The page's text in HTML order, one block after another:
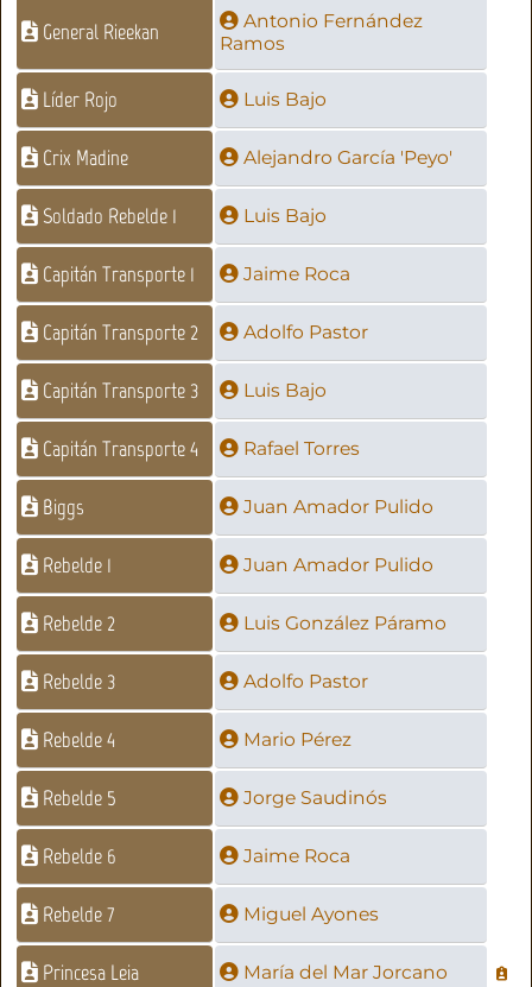
General Rieekan
Antonio Fernández
Ramos
Líder Rojo Luis Bajo
Crix Madine Alejandro García 'Peyo'
Soldado Rebelde 1 Luis Bajo
Capitán Transporte 1 Jaime Roca
Capitán Transporte 2 Adolfo Pastor
Capitán Transporte 3 Luis Bajo
Capitán Transporte 4 Rafael Torres
Biggs Juan Amador Pulido
Rebelde 1 Juan Amador Pulido
Rebelde 2 Luis González Páramo
Rebelde 3 Adolfo Pastor
Rebelde 4 Mario Pérez
Rebelde 5 Jorge Saudinós
Rebelde 6 Jaime Roca
Rebelde 7 Miguel Ayones
Princesa Leia María del Mar Jorcano